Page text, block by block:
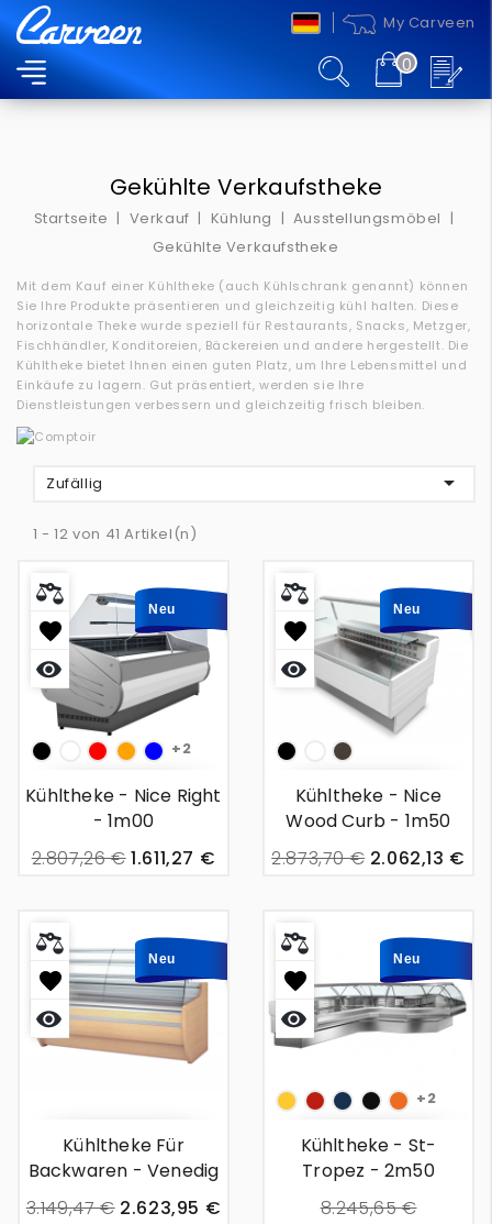
My Carveen
0
MENU
Gekühlte Verkaufstheke
Startseite Verkauf Kühlung
Ausstellungsmöbel
Gekühlte Verkaufstheke
Mit dem Kauf einer Kühltheke (auch Kühlschrank genannt) können
Sie Ihre Produkte präsentieren und gleichzeitig kühl halten. Diese
horizontale Theke wurde speziell für Restaurants, Snacks, Metzger,
Fischhändler, Konditoreien, Bäckereien und andere hergestellt. Die
Kühltheke bietet Ihnen einen guten Platz, um Ihre Lebensmittel und
Einkäufe zu lagern. Gut präsentiert, werden sie Ihre
Dienstleistungen verbessern und gleichzeitig frisch bleiben.
Zufällig 
1 - 12 von 41 Artikel(n)
Neu
Np WhiteCouleur
Rouge
couleur
Orange
blau+2
Kühltheke - Nice Right
- 1m00
2.807,26 € 1.611,27 €
Neu
Np WhiteBraun
Kühltheke - Nice
Wood Curb - 1m50
2.873,70 € 2.062,13 €
Neu
Kühltheke Für
Backwaren - Venedig
- 1m38
3.149,47 € 2.623,95 €
Neu
1018 3020501390052008+2
Kühltheke - St-
Tropez - 2m50
8.245,65 €